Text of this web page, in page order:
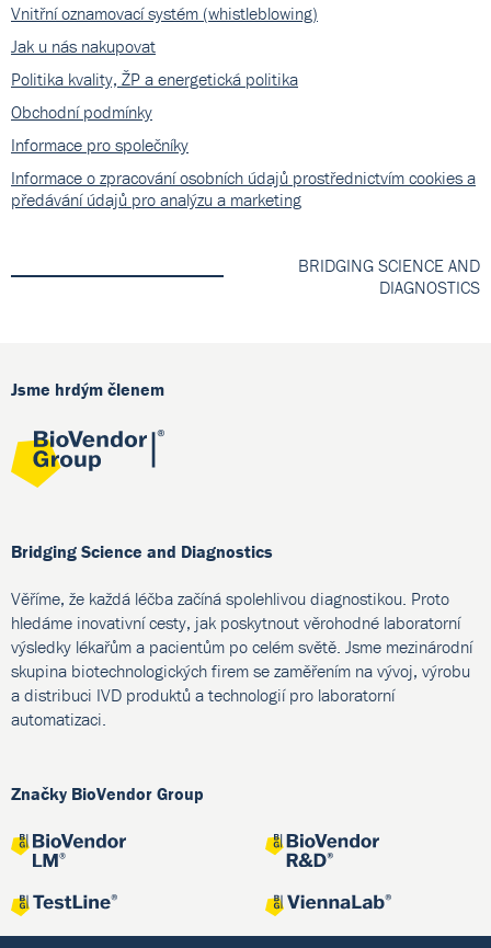
Vnitřní oznamovací systém (whistleblowing)
Jak u nás nakupovat
Politika kvality, ŽP a energetická politika
Obchodní podmínky
Informace pro společníky
Informace o zpracování osobních údajů prostřednictvím cookies a
předávání údajů pro analýzu a marketing
BRIDGING SCIENCE AND
DIAGNOSTICS
Jsme hrdým členem
Bridging Science and Diagnostics
Věříme, že každá léčba začíná spolehlivou diagnostikou. Proto
hledáme inovativní cesty, jak poskytnout věrohodné laboratorní
výsledky lékařům a pacientům po celém světě. Jsme mezinárodní
skupina biotechnologických firem se zaměřením na vývoj, výrobu
a distribuci IVD produktů a technologií pro laboratorní
automatizaci.
Značky BioVendor Group